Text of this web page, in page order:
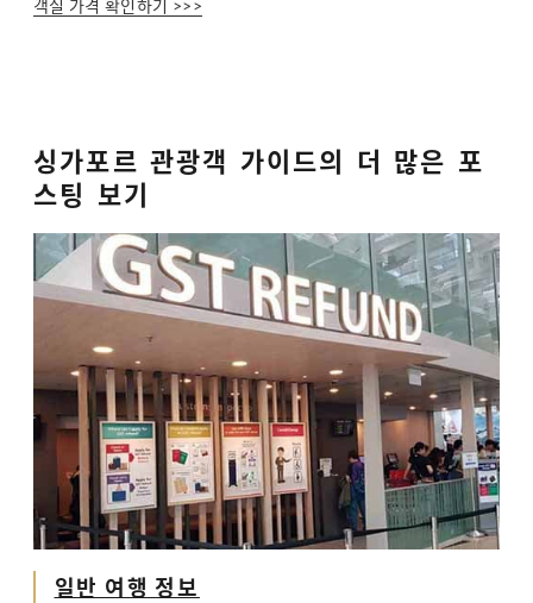
객실 가격 확인하기 >>>
싱가포르 관광객 가이드의 더 많은 포
스팅 보기
일반 여행 정보